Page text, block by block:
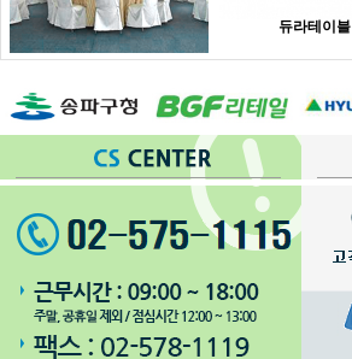
듀라테이블